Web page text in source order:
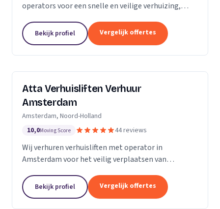
operators voor een snelle en veilige verhuizing,
Bekijk profiel Vergelijk offertes
Atta Verhuisliften Verhuur
Amsterdam
Amsterdam, Noord-Holland
10,0Moving Score 44 reviews
Wij verhuren verhuisliften met operator in
Amsterdam voor het veilig verplaatsen van
Bekijk profiel Vergelijk offertes